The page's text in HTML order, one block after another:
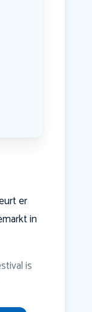
er
in
is